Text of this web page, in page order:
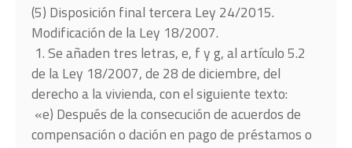
(5) Disposición final tercera Ley 24/2015.
Modificación de la Ley 18/2007.
1. Se añaden tres letras, e, f y g, al artículo 5.2
de la Ley 18/2007, de 28 de diciembre, del
derecho a la vivienda, con el siguiente texto:
«e) Después de la consecución de acuerdos de
compensación o dación en pago de préstamos o